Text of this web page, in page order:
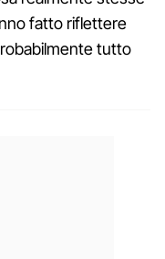
fatto riflettere
tutto